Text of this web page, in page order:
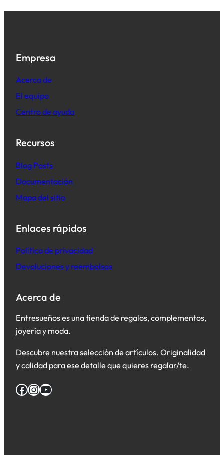
Empresa
Acerca de
El equipo
Centro de ayuda
Recursos
Blog Posts
Documentación
Mapa del sitio
Enlaces rápidos
Política de privacidad
Devoluciones y reembolsos
Acerca de
Entresueños es una tienda de regalos, complementos,
joyería y moda.
Descubre nuestra selección de artículos. Originalidad
y calidad para ese detalle que quieres regalar/te.
Facebook InstagramYouTube